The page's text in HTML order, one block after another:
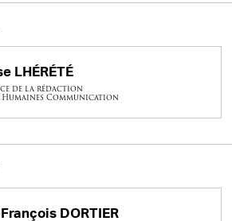
LHÉRÉTÉ
de la rédaction
Humaines Communication
DORTIER